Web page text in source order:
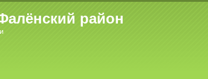
район